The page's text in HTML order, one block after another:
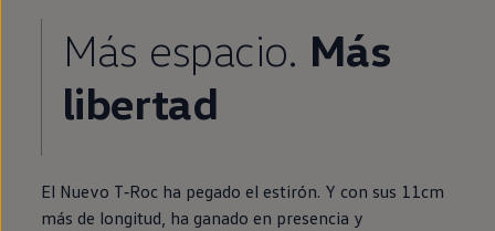
Más espacio. Más
libertad
El Nuevo T‑Roc ha pegado el estirón. Y con sus 11cm
más de longitud, ha ganado en presencia y